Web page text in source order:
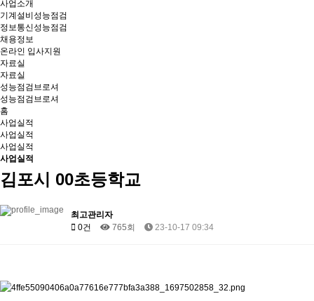
사업소개
기계설비성능점검
정보통신성능점검
채용정보
온라인 입사지원
자료실
자료실
성능점검브로셔
성능점검브로셔
홈
사업실적
사업실적
사업실적
사업실적
김포시 00초등학교
최고관리자
0건
765회 23-10-17 09:34